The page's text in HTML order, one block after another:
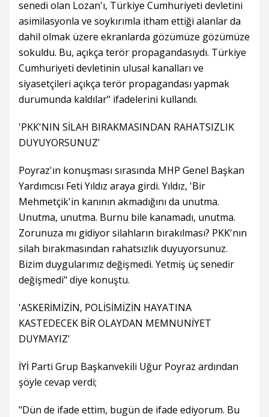
senedi olan Lozan'ı, Türkiye Cumhuriyeti devletini
asimilasyonla ve soykırımla itham ettiği alanlar da
dahil olmak üzere ekranlarda gözümüze gözümüze
sokuldu. Bu, açıkça terör propagandasıydı. Türkiye
Cumhuriyeti devletinin ulusal kanalları ve
siyasetçileri açıkça terör propagandası yapmak
durumunda kaldılar" ifadelerini kullandı.
'PKK'NIN SİLAH BIRAKMASINDAN RAHATSIZLIK
DUYUYORSUNUZ'
Poyraz'ın konuşması sırasında MHP Genel Başkan
Yardımcısı Feti Yıldız araya girdi. Yıldız, 'Bir
Mehmetçik'in kanının akmadığını da unutma.
Unutma, unutma. Burnu bile kanamadı, unutma.
Zorunuza mı gidiyor silahların bırakılması? PKK'nın
silah bırakmasından rahatsızlık duyuyorsunuz.
Bizim duygularımız değişmedi. Yetmiş üç senedir
değişmedi" diye konuştu.
'ASKERİMİZİN, POLİSİMİZİN HAYATINA
KASTEDECEK BİR OLAYDAN MEMNUNİYET
DUYMAYIZ'
İYİ Parti Grup Başkanvekili Uğur Poyraz ardından
şöyle cevap verdi;
"Dün de ifade ettim, bugün de ifade ediyorum. Bu